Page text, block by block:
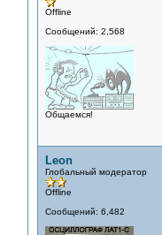
Offline
Сообщений: 2,568
Общаемся!
Leon
Глобальный модератор
Offline
Сообщений: 6,482